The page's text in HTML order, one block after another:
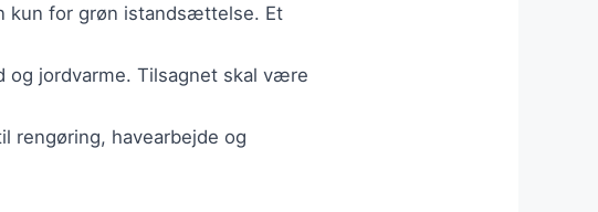
kun for grøn istandsættelse. Et
og jordvarme. Tilsagnet skal være
rengøring, havearbejde og